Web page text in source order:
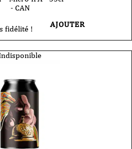
- CAN
fidélité ! AJOUTER